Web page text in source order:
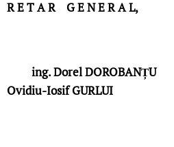
R E T A R G E N E R A L,
ing. Dorel
Ovidiu-Iosif GURLUI